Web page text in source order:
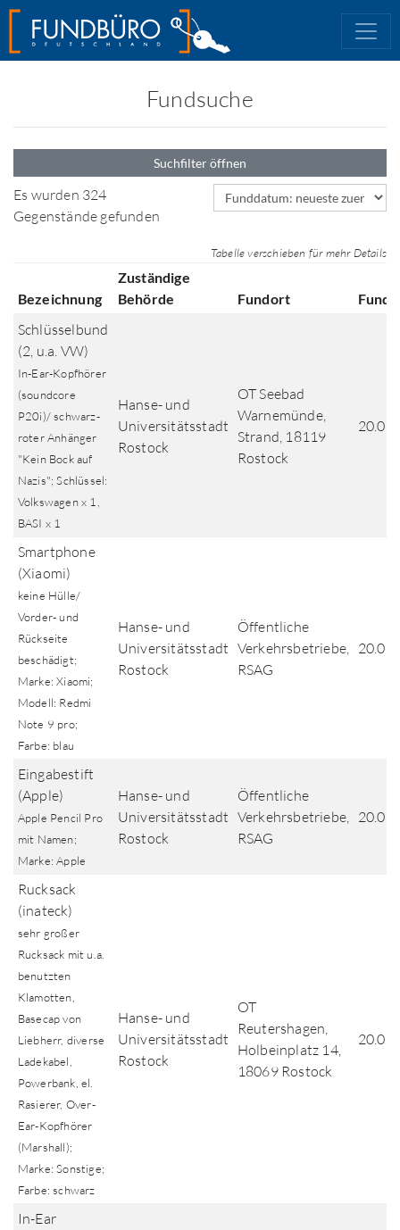
Fundsuche
Suchfilter öffnen
Es wurden 324
Gegenstände gefunden
Sortierfeld
Tabelle verschieben für mehr Details
Bezeichnung
Zuständige
Behörde
Fundort
Schlüsselbund
(2, u.a. VW)
In-Ear-Kopfhörer
(soundcore
P20i)/ schwarz-
roter Anhänger
"Kein Bock auf
Nazis"; Schlüssel:
Volkswagen x 1,
BASI x 1
Hanse- und
Universitätsstadt
Rostock
OT Seebad
Warnemünde,
Strand, 18119
Rostock
Smartphone
(Xiaomi)
keine Hülle/
Vorder- und
Rückseite
beschädigt;
Marke: Xiaomi;
Modell: Redmi
Note 9 pro;
Farbe: blau
Hanse- und
Universitätsstadt
Rostock
Öffentliche
Verkehrsbetriebe,
RSAG
Eingabestift
(Apple)
Apple Pencil Pro
mit Namen;
Marke: Apple
Hanse- und
Universitätsstadt
Rostock
Öffentliche
Verkehrsbetriebe,
RSAG
Rucksack
(inateck)
sehr großer
Rucksack mit u.a.
benutzten
Klamotten,
Basecap von
Liebherr, diverse
Ladekabel,
Powerbank, el.
Rasierer, Over-
Ear-Kopfhörer
(Marshall);
Marke: Sonstige;
Farbe: schwarz
Hanse- und
Universitätsstadt
Rostock
OT
Reutershagen,
Holbeinplatz 14,
18069 Rostock
In-Ear